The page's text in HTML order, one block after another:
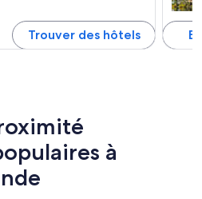
Trouver des hôtels
à